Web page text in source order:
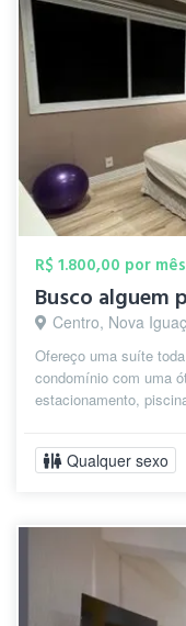
R$ 1.800,00 por mês
Centro, Nova
Ofereço uma suíte
condomínio com uma
estacionamento,
Qualquer sexo